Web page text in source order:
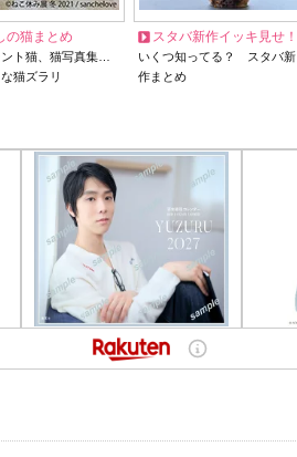
の猫まとめ
ント猫、猫写真集…
猫ズラリ
スタバ新作イッキ見せ！
いくつ知ってる？ スタバ新
作まとめ